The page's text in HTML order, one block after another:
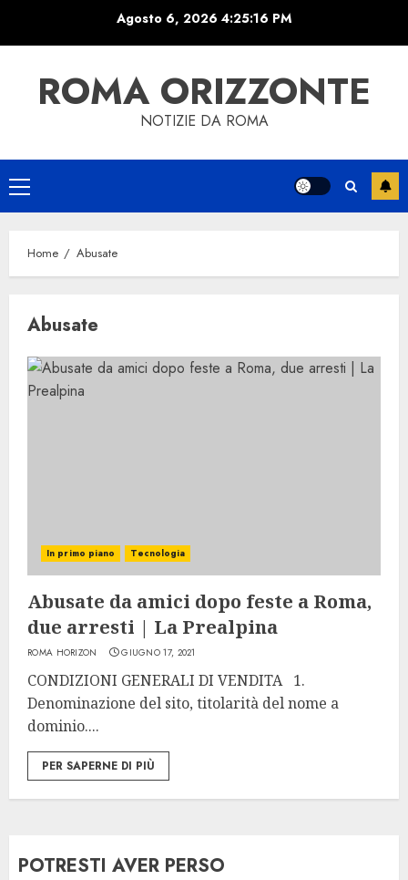
Agosto 6, 2026 4:25:16 PM
ROMA ORIZZONTE
NOTIZIE DA ROMA
Primary
Menu
Home Abusate
Abusate
In primo piano Tecnologia
Abusate da amici dopo feste a Roma,
due arresti | La Prealpina
ROMA HORIZON GIUGNO 17, 2021
CONDIZIONI GENERALI DI VENDITA 1.
Denominazione del sito, titolarità del nome a
dominio....
PER SAPERNE DI PIÙ
POTRESTI AVER PERSO